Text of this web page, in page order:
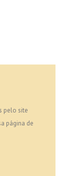
pelo site
página de